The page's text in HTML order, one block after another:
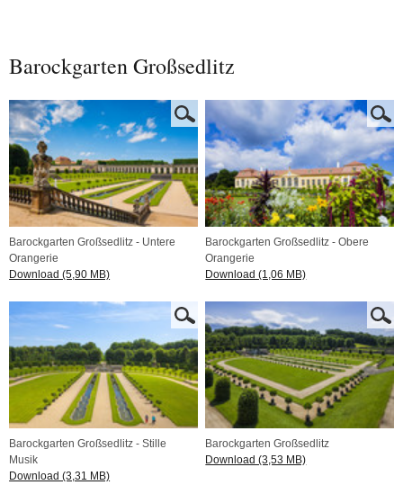
Barockgarten Großsedlitz
Barockgarten Großsedlitz - Untere
Orangerie
Download (5,90 MB)
Barockgarten Großsedlitz - Obere
Orangerie
Download (1,06 MB)
Barockgarten Großsedlitz - Stille
Musik
Download (3,31 MB)
Barockgarten Großsedlitz
Download (3,53 MB)